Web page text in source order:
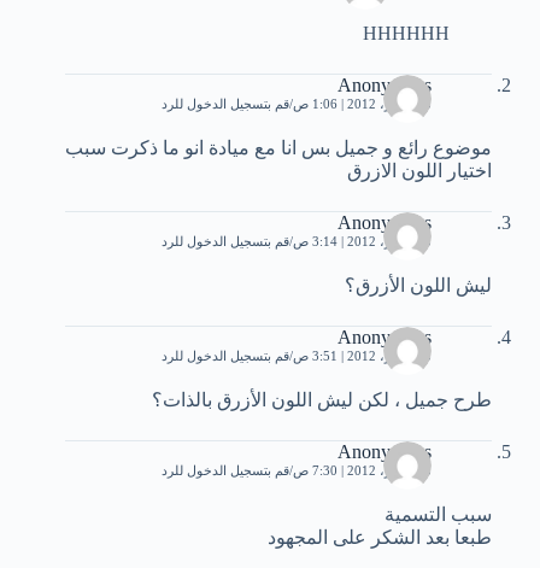
HHHHHH
Anonymous
3 سبتمبر، 2012 | 1:06 ص قم بتسجيل الدخول للرد
موضوع‏ ‏رائع‏ ‏و‏ ‏جميل ‏بس‏ ‏انا‏ ‏مع‏ ‏ميادة‏ ‏انو‏ ‏ما‏ ‏ذكرت‏ ‏سبب‏
‏اختيار‏ ‏اللون‏ ‏الازرق
Anonymous
3 سبتمبر، 2012 | 3:14 ص قم بتسجيل الدخول للرد
ليش اللون الأزرق؟
Anonymous
3 سبتمبر، 2012 | 3:51 ص قم بتسجيل الدخول للرد
طرح جميل ، لكن ليش اللون الأزرق بالذات؟
Anonymous
3 سبتمبر، 2012 | 7:30 ص قم بتسجيل الدخول للرد
سبب التسمية
طبعا بعد الشكر على المجهود